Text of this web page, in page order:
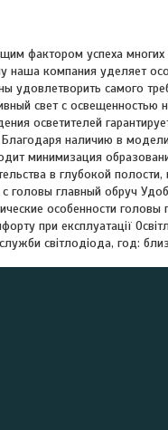
фактором успеха многих
наша компания уделяет
удовлетворить самого
свет с освещенностью
осветителей
наличию в
минимизация
в глубокой
головы главный обруч
особенности головы
при експлуатації
світлодіода, год: